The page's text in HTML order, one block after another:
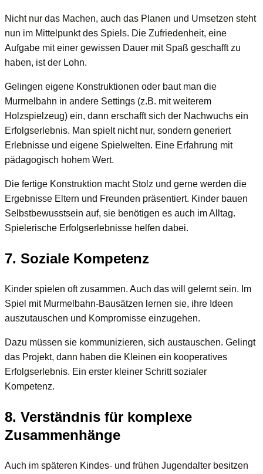
Nicht nur das Machen, auch das Planen und Umsetzen steht
nun im Mittelpunkt des Spiels. Die Zufriedenheit, eine
Aufgabe mit einer gewissen Dauer mit Spaß geschafft zu
haben, ist der Lohn.
Gelingen eigene Konstruktionen oder baut man die
Murmelbahn in andere Settings (z.B. mit weiterem
Holzspielzeug) ein, dann erschafft sich der Nachwuchs ein
Erfolgserlebnis. Man spielt nicht nur, sondern generiert
Erlebnisse und eigene Spielwelten. Eine Erfahrung mit
pädagogisch hohem Wert.
Die fertige Konstruktion macht Stolz und gerne werden die
Ergebnisse Eltern und Freunden präsentiert. Kinder bauen
Selbstbewusstsein auf, sie benötigen es auch im Alltag.
Spielerische Erfolgserlebnisse helfen dabei.
7. Soziale Kompetenz
Kinder spielen oft zusammen. Auch das will gelernt sein. Im
Spiel mit Murmelbahn-Bausätzen lernen sie, ihre Ideen
auszutauschen und Kompromisse einzugehen.
Dazu müssen sie kommunizieren, sich austauschen. Gelingt
das Projekt, dann haben die Kleinen ein kooperatives
Erfolgserlebnis. Ein erster kleiner Schritt sozialer
Kompetenz.
8. Verständnis für komplexe
Zusammenhänge
Auch im späteren Kindes- und frühen Jugendalter besitzen